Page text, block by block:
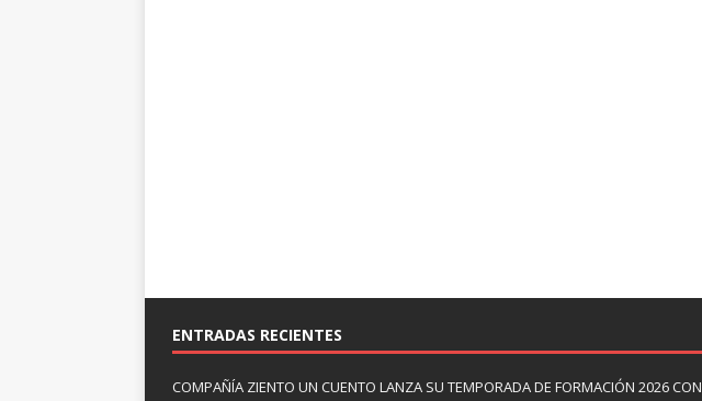
ENTRADAS RECIENTES
COMPAÑÍA ZIENTO UN CUENTO LANZA SU TEMPORADA DE FORMACIÓN 2026 CON